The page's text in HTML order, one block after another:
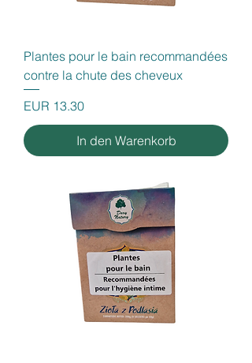
Plantes pour le bain recommandées
contre la chute des cheveux
Preis
EUR 13.30
In den Warenkorb